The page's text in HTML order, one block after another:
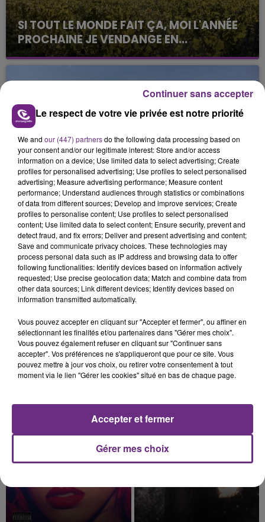
SI TOUT LE MONDE FAIT ÇA, MOI L'ANNÉE
PROCHAINE JE VENDANGE EN...
La vendange en Champagne a débuté ce jeudi 6
août dans la commune de Montgueux (Aube). Du
jamais vu !
L'INSPECTION DU TRAVAIL RAPPELLE À
L'ORDRE SUR LES CONDITIONS DE...
Alors que les dates de début des vendange 2026
s'est avéré être plus précoce que prévu,
l'inspection du Travail en profite pour rappeler
les conditions de...
TITRES DIFFUSÉS
0h30
0h30 0h28
0h28
Un Jour Je Marierai Un Ange
0h23
0h23 0h20
0h20
Le respect de votre vie privée est notre priorité
We and our (447) partnersdo the following data processing based on
your consent and/or our legitimate interest: Store and/or access
information on a device; Use limited data to select advertising; Create
profiles for personalised advertising; Use profiles to select personalised
advertising; Measure advertising performance; Measure content
performance; Understand audiences through statistics or combinations
of data from different sources; Develop and improve services; Create
profiles to personalise content; Use profiles to select personalised
content; Use limited data to select content; Ensure security, prevent and
detect fraud, and fix errors; Deliver and present advertising and content;
Save and communicate privacy choices. These technologies may
process personal data such as IP address and browsing data to offer
following functionalities: Identify devices based on information actively
requested; Use precise geolocation data; Match and combine data from
other data sources; Link different devices; Identify devices based on
information transmitted automatically.
Vous pouvez accepter en cliquant sur "Accepter et fermer", ou affiner en
sélectionnant les finalités et/ou partenaires dans "Gérer mes choix".
Vous pouvez également refuser en cliquant sur "Continuer sans
accepter". Vos préférences ne s'appliqueront que pour ce site. Vous
pouvez mettre à jour vos choix, ou retirer votre consentement à tout
moment via le lien "Gérer les cookies" situé en bas de chaque page.
Gérer mes choix
Accepter et fermer
Continuer sans accepter